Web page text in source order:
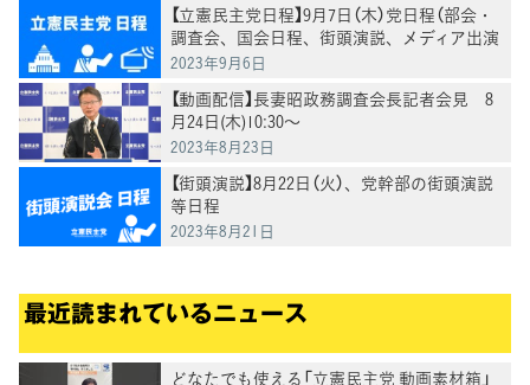
【立憲民主党日程】9月7日（木）党日程（部会・
調査会、国会日程、街頭演説、メディア出演
等）
2023年9月6日
【動画配信】長妻昭政務調査会長記者会見 8
月24日(木)10:30～
2023年8月23日
【街頭演説】8月22日（火）、党幹部の街頭演説
等日程
2023年8月21日
最近読まれているニュース
どなたでも使える「立憲民主党 動画素材箱」